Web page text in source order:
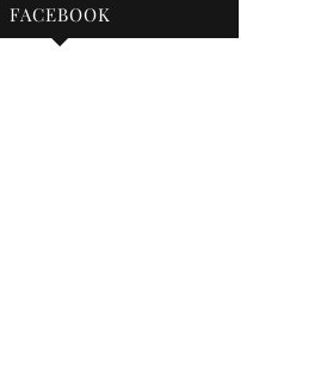
FACEBOOK